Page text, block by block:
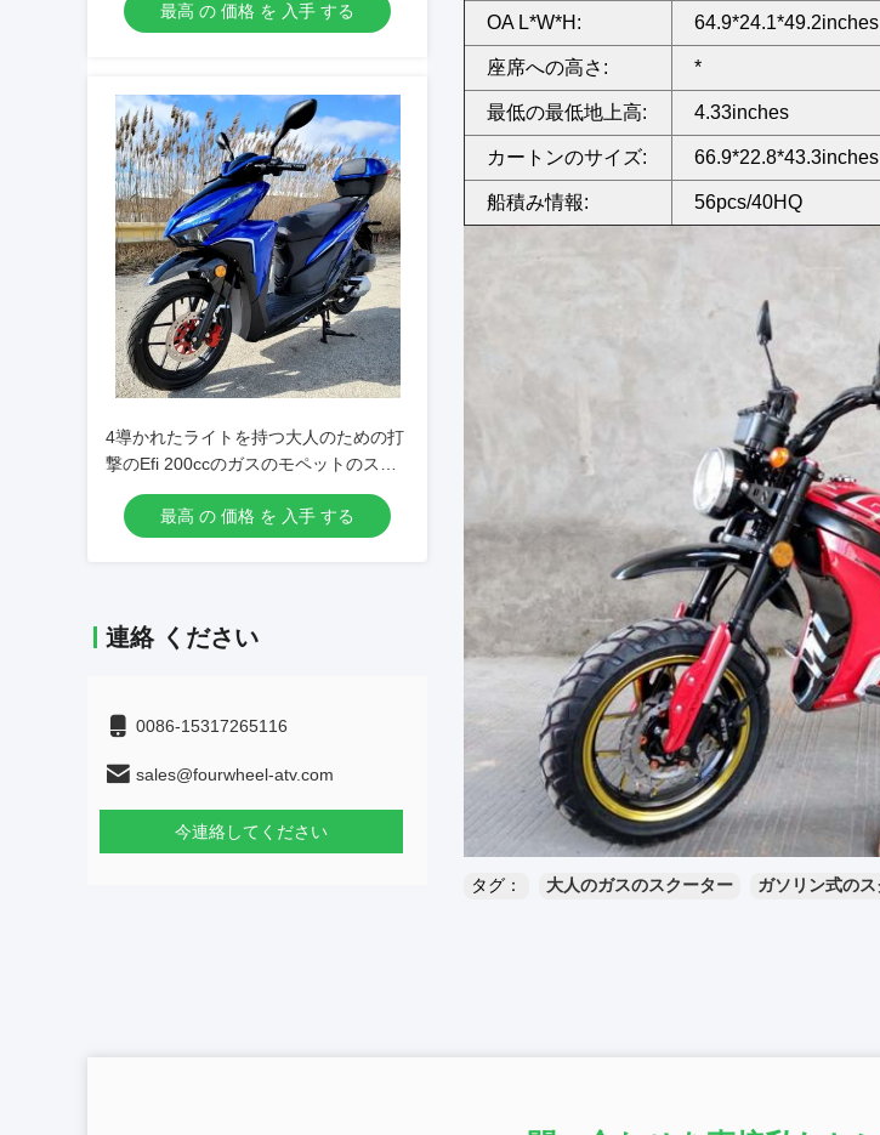
最高 の 価格 を 入手 する
4導かれたライトを持つ大人のための打
撃のEfi 200ccのガスのモペットのスク
ーター
最高 の 価格 を 入手 する
連絡 ください
0086-15317265116
sales@fourwheel-atv.com
今連絡してください
OA L*W*H: 64.9*24.1*49.2inches
座席への高さ: *
最低の最低地上高: 4.33inches
カートンのサイズ: 66.9*22.8*43.3inches
船積み情報: 56pcs/40HQ
タグ： 大人のガスのスクーター ガソリン式の